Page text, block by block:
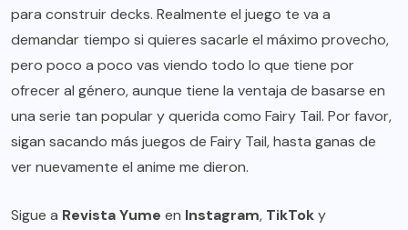
para construir decks. Realmente el juego te va a
demandar tiempo si quieres sacarle el máximo provecho,
pero poco a poco vas viendo todo lo que tiene por
ofrecer al género, aunque tiene la ventaja de basarse en
una serie tan popular y querida como Fairy Tail. Por favor,
sigan sacando más juegos de Fairy Tail, hasta ganas de
ver nuevamente el anime me dieron.
Sigue a Revista Yume en Instagram, TikToky